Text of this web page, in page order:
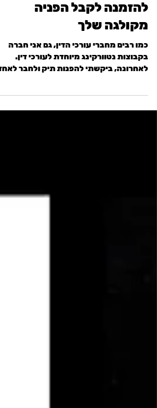
25 ביוני 2023
זמן קריאה 3 דקות
מדריך לעו"ד: כך תענה
להזמנה לקבל הפניה
מקולגה שלך